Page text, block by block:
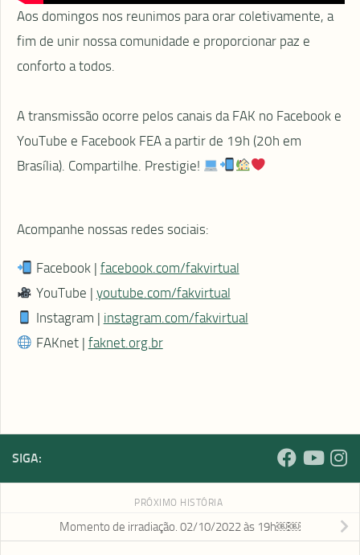
Aos domingos nos reunimos para orar coletivamente, a
fim de unir nossa comunidade e proporcionar paz e
conforto a todos.
A transmissão ocorre pelos canais da FAK no Facebook e
YouTube e Facebook FEA a partir de 19h (20h em
Brasília). Compartilhe. Prestigie!
Acompanhe nossas redes sociais:
Facebook | facebook.com/fakvirtual
YouTube | youtube.com/fakvirtual
Instagram | instagram.com/fakvirtual
FAKnet | faknet.org.br
SIGA:
PRÓXIMO HISTÓRIA
Momento de irradiação. 02/10/2022 às 19h￼￼